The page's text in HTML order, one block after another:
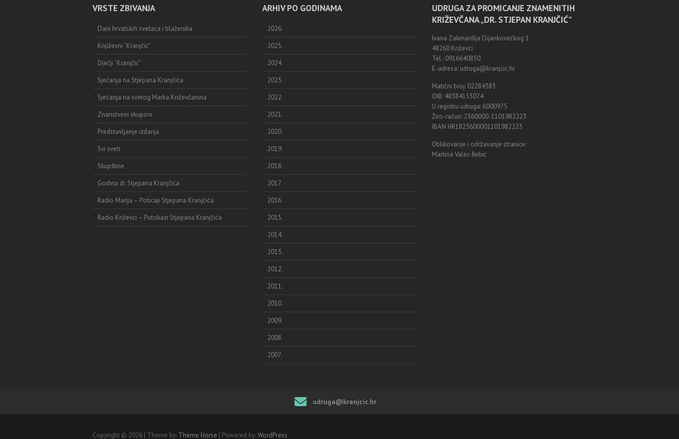
VRSTE ZBIVANJA
Dani hrvatskih svetaca i blaženika
Književni “Kranjčić”
Dječji “Kranjčić”
Sjećanja na Stjepana Kranjčića
Sjećanja na svetog Marka Križevčanina
Znanstveni skupovi
Predstavljanje izdanja
Svi sveti
Skupštine
Godina dr. Stjepana Kranjčića
Radio Marija – Poticaji Stjepana Kranjčića
Radio Križevci – Putokazi Stjepana Kranjčića
ARHIV PO GODINAMA
2026.
2025.
2024.
2023.
2022.
2021.
2020.
2019.
2018.
2017.
2016.
2015.
2014.
2013.
2012.
2011.
2010.
2009.
2008.
2007.
UDRUGA ZA PROMICANJE ZNAMENITIH
KRIŽEVČANA „DR. STJEPAN KRANJČIĆ”
Ivana Zakmardija Dijankovečkog 1
48260 Križevci
Tel.: 0916640850
E-adresa: udruga@kranjcic.hr
Matični broj: 02284383
OIB: 48384153074
U registru udruga: 6000975
Žiro-račun: 2360000-1101982223
IBAN HR1823600001101982223
Oblikovanje i održavanje stranice:
Martina Valec-Rebić
udruga@kranjcic.hr
Copyright © 2026 | Theme by: Theme Horse | Powered by:WordPress